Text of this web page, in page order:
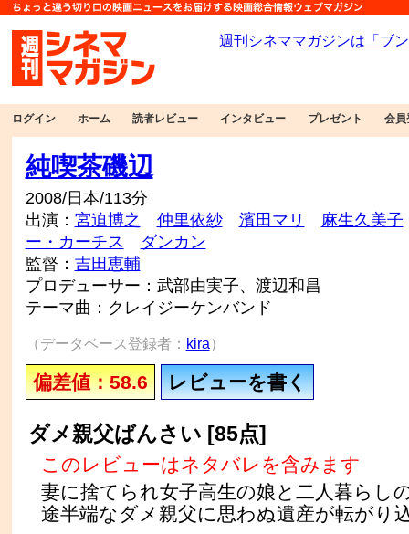
ログイン ホーム 読者レビュー インタビュー プレゼント 会員
純喫茶磯辺
2008/日本/113分
出演： 宮迫博之 仲里依紗 濱田マリ
麻生久美子
ー・カーチス
ダンカン
監督： 吉田恵輔
プロデューサー：武部由実子、渡辺和昌
テーマ曲：クレイジーケンバンド
（データベース登録者： kira）
偏差値：58.6 レビューを書く
ダメ親父ばんさい [85点]
このレビューはネタバレを含みます
妻に捨てられ女子高生の娘と二人暮らし
途半端なダメ親父に思わぬ遺産が転がり